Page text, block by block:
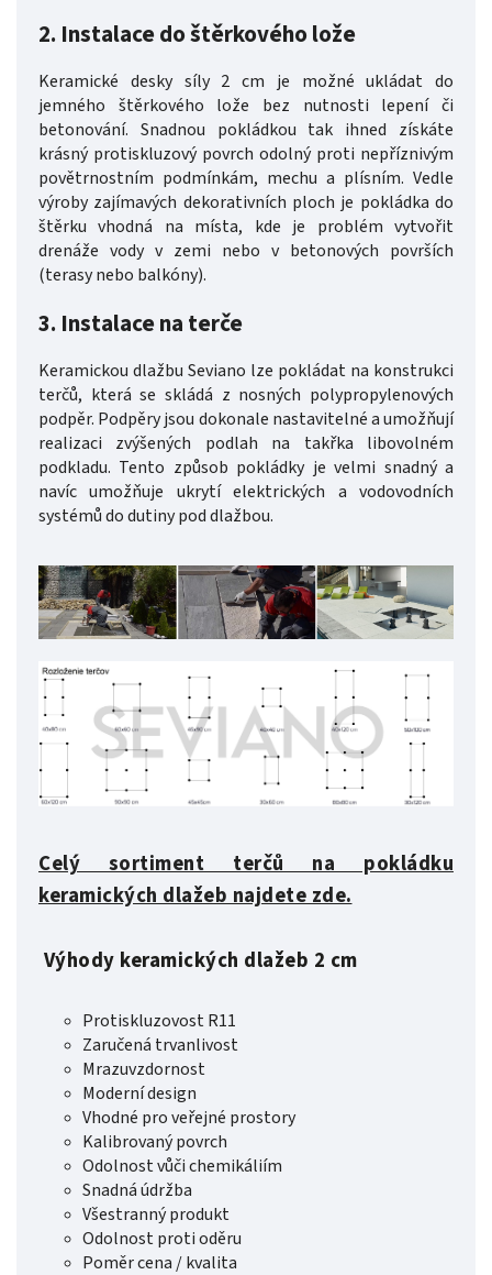
2. Instalace do štěrkového lože
Keramické desky síly 2 cm je možné ukládat do
jemného štěrkového lože bez nutnosti lepení či
betonování. Snadnou pokládkou tak ihned získáte
krásný protiskluzový povrch odolný proti nepříznivým
povětrnostním podmínkám, mechu a plísním. Vedle
výroby zajímavých dekorativních ploch je pokládka do
štěrku vhodná na místa, kde je problém vytvořit
drenáže vody v zemi nebo v betonových površích
(terasy nebo balkóny).
3. Instalace na terče
Keramickou dlažbu Seviano lze pokládat na konstrukci
terčů, která se skládá z nosných polypropylenových
podpěr. Podpěry jsou dokonale nastavitelné a umožňují
realizaci zvýšených podlah na takřka libovolném
podkladu. Tento způsob pokládky je velmi snadný a
navíc umožňuje ukrytí elektrických a vodovodních
systémů do dutiny pod dlažbou.
Celý sortiment terčů na pokládku
keramických dlažeb najdete zde.
Výhody keramických dlažeb 2 cm
Protiskluzovost R11
Zaručená trvanlivost
Mrazuvzdornost
Moderní design
Vhodné pro veřejné prostory
Kalibrovaný povrch
Odolnost vůči chemikáliím
Snadná údržba
Všestranný produkt
Odolnost proti oděru
Poměr cena / kvalita